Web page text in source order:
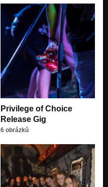
Privilege of Choice
Release Gig
6 obrázků